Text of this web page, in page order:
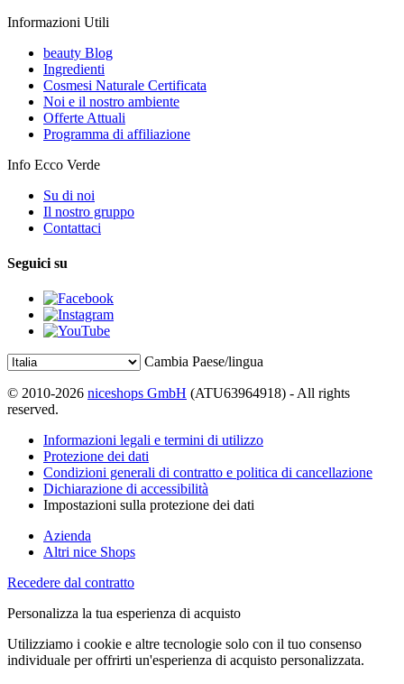
Informazioni Utili
beauty Blog
Ingredienti
Cosmesi Naturale Certificata
Noi e il nostro ambiente
Offerte Attuali
Programma di affiliazione
Info Ecco Verde
Su di noi
Il nostro gruppo
Contattaci
Seguici su
Cambia Paese/lingua
© 2010-2026 niceshops GmbH (ATU63964918) - All rights
reserved.
Informazioni legali e termini di utilizzo
Protezione dei dati
Condizioni generali di contratto e politica di cancellazione
Dichiarazione di accessibilità
Impostazioni sulla protezione dei dati
Azienda
Altri nice Shops
Recedere dal contratto
Personalizza la tua esperienza di acquisto
Utilizziamo i cookie e altre tecnologie solo con il tuo consenso
individuale per offrirti un'esperienza di acquisto personalizzata.